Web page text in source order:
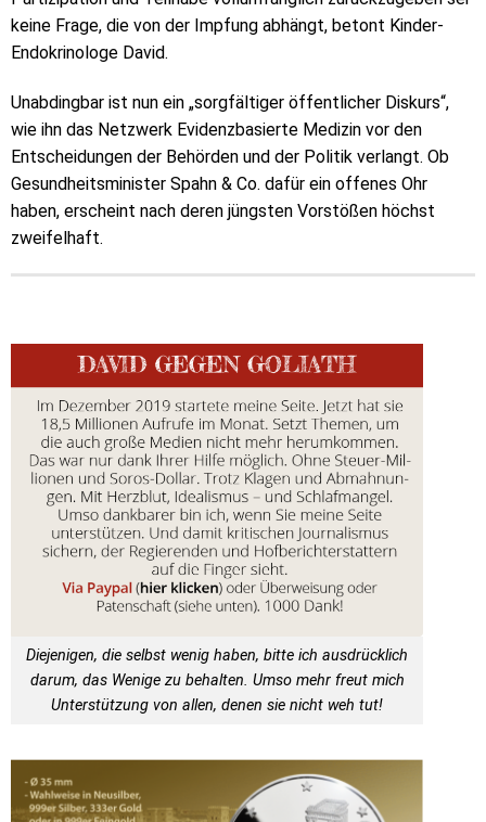
keine Frage, die von der Impfung abhängt, betont Kinder-
Endokrinologe David.
Unabdingbar ist nun ein „sorgfältiger öffentlicher Diskurs“,
wie ihn das Netzwerk Evidenzbasierte Medizin vor den
Entscheidungen der Behörden und der Politik verlangt. Ob
Gesundheitsminister Spahn & Co. dafür ein offenes Ohr
haben, erscheint nach deren jüngsten Vorstößen höchst
zweifelhaft.
Diejenigen, die selbst wenig haben, bitte ich ausdrücklich
darum, das Wenige zu behalten. Umso mehr freut mich
Unterstützung von allen, denen sie nicht weh tut!